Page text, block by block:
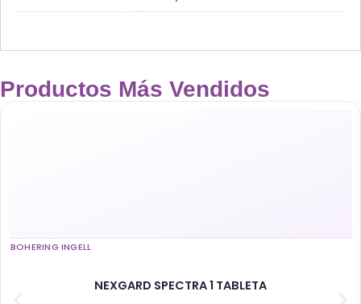
Productos Más Vendidos
BOHERING INGELL
NEXGARD SPECTRA 1 TABLETA